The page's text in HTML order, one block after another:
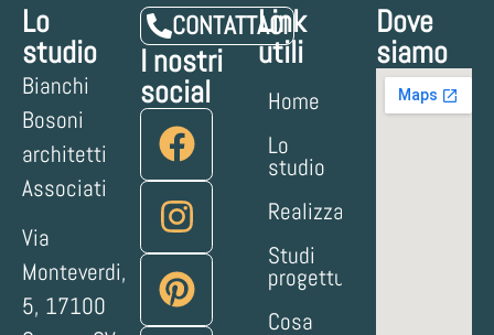
Lo
studio
Bianchi
Bosoni
architetti
Associati
Via
Monteverdi,
5, 17100
CONTATTACI
I nostri
social
Link
utili
Home
Lo
studio
Realizzazioni
Studi
progettuali
Cosa
Dove
siamo